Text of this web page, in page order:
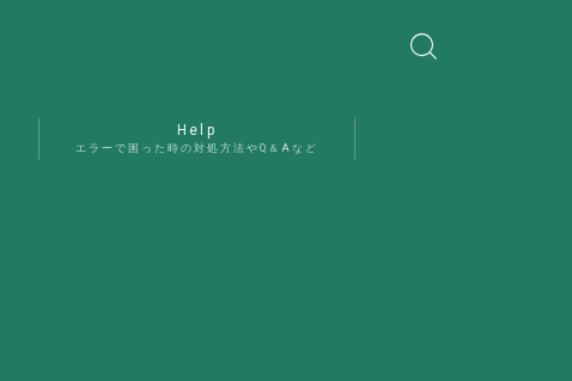
Help
エラーで困った時の対処方法やQ＆Aなど